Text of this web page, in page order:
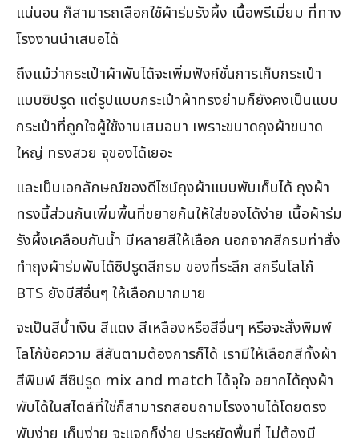
แน่นอน ก็สามารถเลือกใช้ผ้าร่มรังผึ้ง เนื้อพรีเมี่ยม ที่ทาง
โรงงานนำเสนอได้
ถึงแม้ว่ากระเป๋าผ้าพับได้จะเพิ่มฟังก์ชั่นการเก็บกระเป๋า
แบบซิปรูด แต่รูปแบบกระเป๋าผ้าทรงย่ามก็ยังคงเป็นแบบ
กระเป๋าที่ถูกใจผู้ใช้งานเสมอมา เพราะขนาดถุงผ้าขนาด
ใหญ่ ทรงสวย จุของได้เยอะ
และเป็นเอกลักษณ์ของดีไซน์ถุงผ้าแบบพับเก็บได้ ถุงผ้า
ทรงนี้ส่วนก้นเพิ่มพื้นที่ขยายก้นให้ใส่ของได้ง่าย เนื้อผ้าร่ม
รังผึ้งเคลือบกันน้ำ มีหลายสีให้เลือก นอกจากสีกรมท่าสั่ง
ทำถุงผ้าร่มพับได้ซิปรูดสีกรม ของที่ระลึก สกรีนโลโก้
BTS ยังมีสีอื่นๆ ให้เลือกมากมาย
จะเป็นสีน้ำเงิน สีแดง สีเหลืองหรือสีอื่นๆ หรือจะสั่งพิมพ์
โลโก้ข้อความ สีสันตามต้องการก็ได้ เรามีให้เลือกสีทั้งผ้า
สีพิมพ์ สีซิปรูด mix and match ได้จุใจ อยากได้ถุงผ้า
พับได้ในสไตล์ที่ใช่ก็สามารถสอบถามโรงงานได้โดยตรง
พับง่าย เก็บง่าย จะแจกก็ง่าย ประหยัดพื้นที่ ไม่ต้องมี